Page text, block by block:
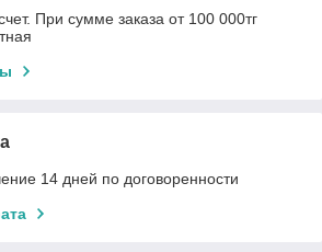
При сумме заказа от 100 000тг
14 дней по договоренности